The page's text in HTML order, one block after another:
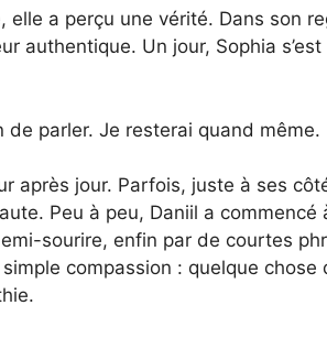
elle a perçu une vérité. Dans son
authentique. Un jour, Sophia
de parler. Je resterai quand même.
après jour. Parfois, juste à ses
Peu à peu, Daniil a
sourire, enfin par de courtes
simple compassion : quelque